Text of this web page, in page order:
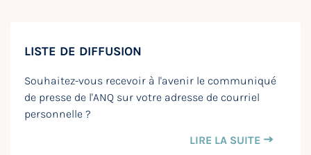
LISTE DE DIFFUSION
Souhaitez-vous recevoir à l'avenir le communiqué
de presse de l'ANQ sur votre adresse de courriel
personnelle ?
LIRE LA SUITE